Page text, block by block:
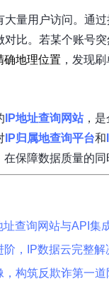
量用户访问。通过
比。若某个账号
确地理位置 ，发现
IP地址查询网站 ，
IP归属地查询平台和
保障数据质量的
址查询网站与API集
阶，IP数据云完整解
，构筑反欺诈第一道